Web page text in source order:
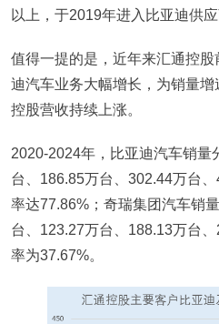
以上，于2019年进入比亚迪供应
值得一提的是，近年来汇通控
迪汽车业务大幅增长，为销量
控股营收持续上涨。
2020-2024年，比亚迪汽车销量
台、186.85万台、302.44万台
率达77.86%；奇瑞集团汽车销
台、123.27万台、188.13万台
率为37.67%。